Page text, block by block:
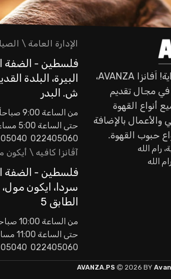
رحلة عصامية بدأت بهواية! اَفانزا AVANZA،
مجال تقديم
أنواع القهوة
والأعمال بالإضافة
حبوب القهوة.
رام الله
الله
الإدارة العامة \
فلسطين - الضفة
البيرة، البلدة
ش. البدر
من الساعة 9:00 صباحاً
حتى الساعة 5:00 مساءاً
022405060 0593605040
آڤانزا كافيه \ أيكون
فلسطين - الضفة
سردا، ايكون مول،
الطابق 5
من الساعة 10:00 صباحاً
حتى الساعة 11:00 مساءاً
022405060 0593605040
AVANZA.PS 2026 BY